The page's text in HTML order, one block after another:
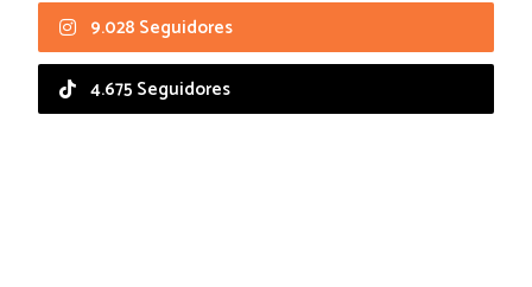
9.028 Seguidores
4.675 Seguidores